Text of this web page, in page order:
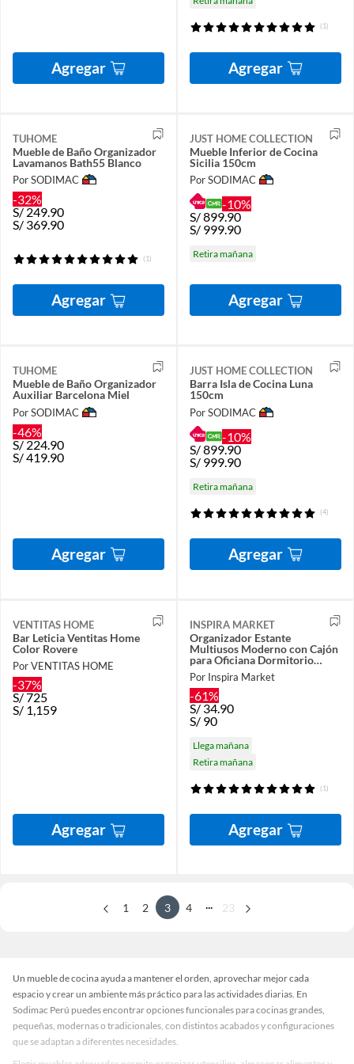
Agregar
(1)
Agregar
TUHOME
Mueble de Baño Organizador
Lavamanos Bath55 Blanco
Por SODIMAC
-32%
S/ 249.90
S/ 369.90
(1)
Agregar
JUST HOME COLLECTION
Mueble Inferior de Cocina
Sicilia 150cm
Por SODIMAC
-10%
S/899.90
S/ 999.90
Retira mañana
Agregar
TUHOME
Mueble de Baño Organizador
Auxiliar Barcelona Miel
Por SODIMAC
-46%
S/224.90
S/419.90
Agregar
JUST HOME COLLECTION
Barra Isla de Cocina Luna
150cm
Por SODIMAC
-10%
S/899.90
S/ 999.90
Retira mañana
(4)
Agregar
VENTITAS HOME
Bar Leticia Ventitas Home
Color Rovere
Por VENTITAS HOME
-37%
S/725
S/ 1,159
Agregar
INSPIRA MARKET
Organizador Estante
Multiusos Moderno con Cajón
para Oficiana Dormitorio
Blanco
Por Inspira Market
-61%
S/ 34.90
S/ 90
Llega mañana
Retira mañana
(1)
Agregar
1 2 3 4 23
Un mueble de cocina ayuda a mantener el orden, aprovechar mejor cada
espacio y crear un ambiente más práctico para las actividades diarias. En
Sodimac Perú puedes encontrar opciones funcionales para cocinas grandes,
pequeñas, modernas o tradicionales, con distintos acabados y configuraciones
que se adaptan a diferentes necesidades.